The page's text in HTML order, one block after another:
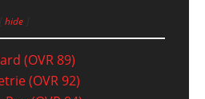
hide
(OVR 89)
(OVR 92)